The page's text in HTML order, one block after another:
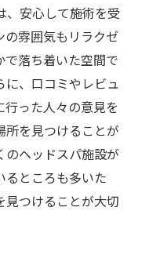
放される方法
プロの手技でリ
のリフレッシュ
けられるヘッド
きる理由とは
、安心して施術を受
雰囲気もリラクゼ
落ち着いた空間で
、口コミやレビュ
った人々の意見を
を見つけることが
のヘッドスパ施設が
るところも多いた
見つけることが大切